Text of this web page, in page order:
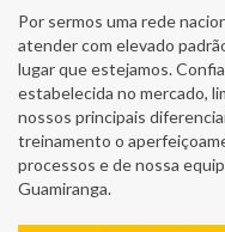
Por sermos uma rede
atender com elevado
lugar que estejamos.
estabelecida no mercado,
nossos principais
treinamento o
processos e de nossa
Guamiranga.